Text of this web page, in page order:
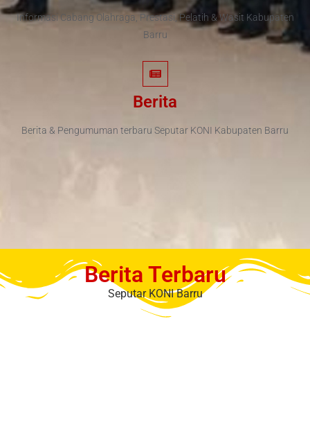
Informasi Cabang Olahraga, Prestasi, Pelatih & Wasit Kabupaten
Barru
Berita
Berita & Pengumuman terbaru Seputar KONI Kabupaten Barru
Berita Terbaru
Seputar KONI Barru